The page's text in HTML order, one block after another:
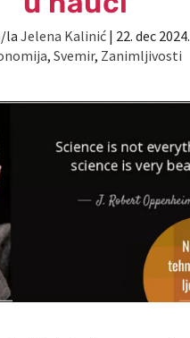
la Jelena Kalinić | 22. dec 2024.
, Svemir, Zanimljivosti